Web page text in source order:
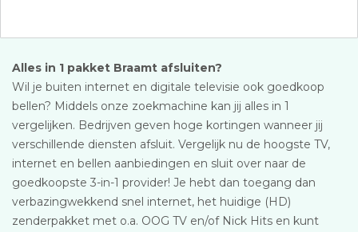
Alles in 1 pakket Braamt afsluiten?
Wil je buiten internet en digitale televisie ook goedkoop
bellen? Middels onze zoekmachine kan jij alles in 1
vergelijken. Bedrijven geven hoge kortingen wanneer jij
verschillende diensten afsluit. Vergelijk nu de hoogste TV,
internet en bellen aanbiedingen en sluit over naar de
goedkoopste 3-in-1 provider! Je hebt dan toegang dan
verbazingwekkend snel internet, het huidige (HD)
zenderpakket met o.a. OOG TV en/of Nick Hits en kunt